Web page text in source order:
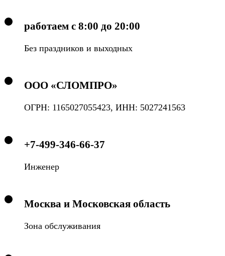
работаем с 8:00 до 20:00
Без праздников и выходных
ООО «СЛОМПРО»
ОГРН: 1165027055423, ИНН: 5027241563
+7-499-346-66-37
Инженер
Москва и Московская область
Зона обслуживания